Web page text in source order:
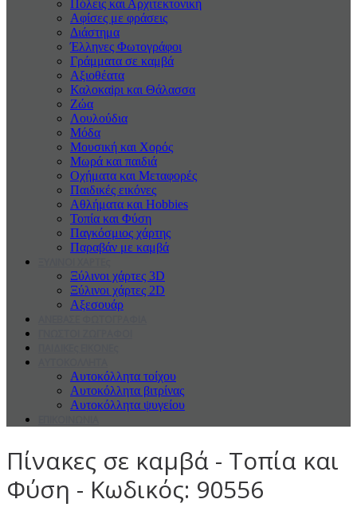
Πόλεις και Αρχιτεκτονική
Αφίσες με φράσεις
Διάστημα
Έλληνες Φωτογράφοι
Γράμματα σε καμβά
Αξιοθέατα
Καλοκαiρι και Θάλασσα
Ζώα
Λουλούδια
Μόδα
Μουσική και Χορός
Μωρά και παιδιά
Οχήματα και Μεταφορές
Παιδικές εικόνες
Αθλήματα και Hobbies
Τοπία και Φύση
Παγκόσμιος χάρτης
Παραβάν με καμβά
Ξύλινοι χάρτες 3D
Ξύλινοι χάρτες 2D
Αξεσουάρ
Αυτοκόλλητα τοίχου
Αυτοκόλλητα βιτρίνας
Αυτοκόλλητα ψυγείου
Πίνακες σε καμβά - Τοπία και
Φύση - Κωδικός: 90556